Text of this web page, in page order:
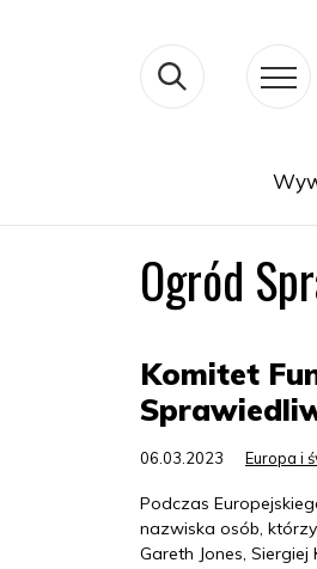
Ogród
Komitet
06.03.2023 Europa i
Podczas
nazwiska osób,
Gareth Jones,